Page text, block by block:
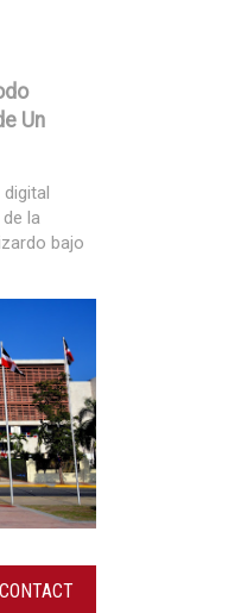
Un
la
bajo
CONTACT